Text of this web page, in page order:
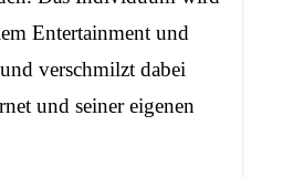
Entertainment und
verschmilzt dabei
und seiner eigenen